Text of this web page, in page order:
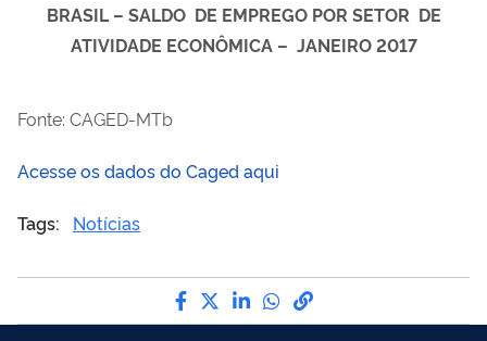
BRASIL – SALDO DE EMPREGO POR SETOR DE
ATIVIDADE ECONÔMICA – JANEIRO 2017
Fonte: CAGED-MTb
Acesse os dados do Caged aqui
Tags: Notícias
Compartilhe por Facebook
Compartilhe por Twitter
Compartilhe por
Compartilhe por
link para Copiar